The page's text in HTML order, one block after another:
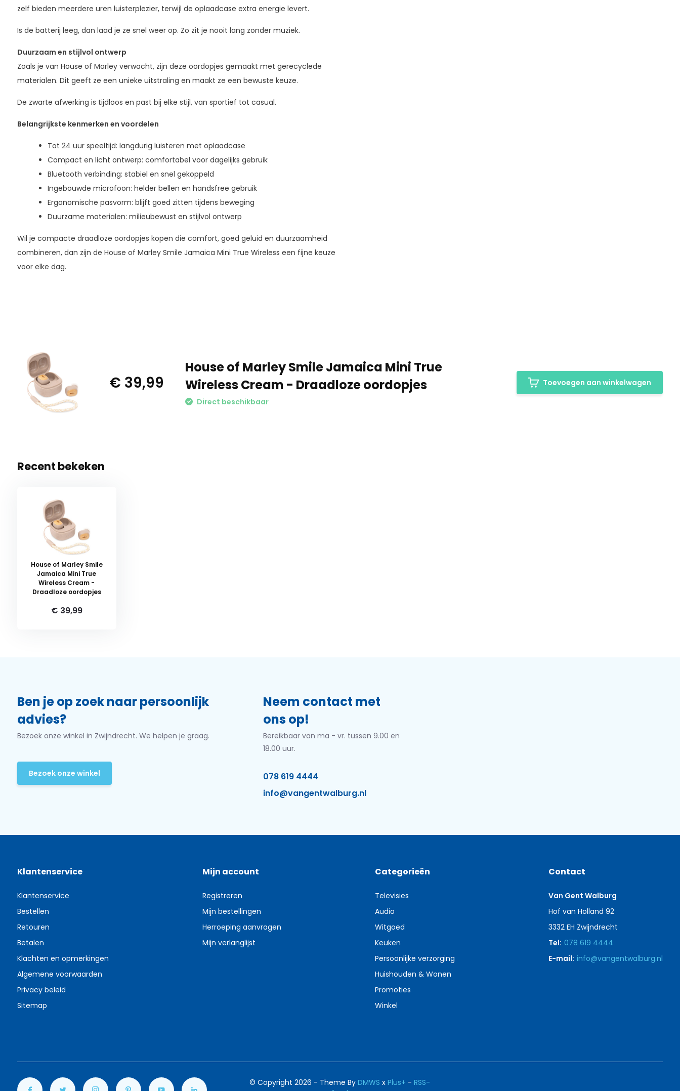
zelf bieden meerdere uren luisterplezier, terwijl de oplaadcase extra energie levert.
Is de batterij leeg, dan laad je ze snel weer op. Zo zit je nooit lang zonder muziek.
Duurzaam en stijlvol ontwerp
Zoals je van House of Marley verwacht, zijn deze oordopjes gemaakt met gerecyclede
materialen. Dit geeft ze een unieke uitstraling en maakt ze een bewuste keuze.
De zwarte afwerking is tijdloos en past bij elke stijl, van sportief tot casual.
Belangrijkste kenmerken en voordelen
Tot 24 uur speeltijd: langdurig luisteren met oplaadcase
Compact en licht ontwerp: comfortabel voor dagelijks gebruik
Bluetooth verbinding: stabiel en snel gekoppeld
Ingebouwde microfoon: helder bellen en handsfree gebruik
Ergonomische pasvorm: blijft goed zitten tijdens beweging
Duurzame materialen: milieubewust en stijlvol ontwerp
Wil je compacte draadloze oordopjes kopen die comfort, goed geluid en duurzaamheid
combineren, dan zijn de House of Marley Smile Jamaica Mini True Wireless een fijne keuze
voor elke dag.
€ 39,99
House of Marley Smile Jamaica Mini True
Wireless Cream - Draadloze oordopjes
Direct beschikbaar
Toevoegen aan winkelwagen
Recent bekeken
House of Marley Smile
Jamaica Mini True
Wireless Cream -
Draadloze oordopjes
€ 39,99
Ben je op zoek naar persoonlijk
advies?
Bezoek onze winkel in Zwijndrecht. We helpen je graag.
Bezoek onze winkel
Neem contact met
ons op!
Bereikbaar van ma - vr. tussen 9.00 en
18.00 uur.
078 619 4444
info@vangentwalburg.nl
Klantenservice
Klantenservice
Bestellen
Retouren
Betalen
Klachten en opmerkingen
Algemene voorwaarden
Privacy beleid
Sitemap
Mijn account
Registreren
Mijn bestellingen
Herroeping aanvragen
Mijn verlanglijst
Categorieën
Televisies
Audio
Witgoed
Keuken
Persoonlijke verzorging
Huishouden & Wonen
Promoties
Winkel
Contact
Van Gent Walburg
Hof van Holland 92
3332 EH Zwijndrecht
Tel: 078 619 4444
E-mail: info@vangentwalburg.nl
© Copyright 2026 - Theme ByDMWS xPlus+ -RSS-